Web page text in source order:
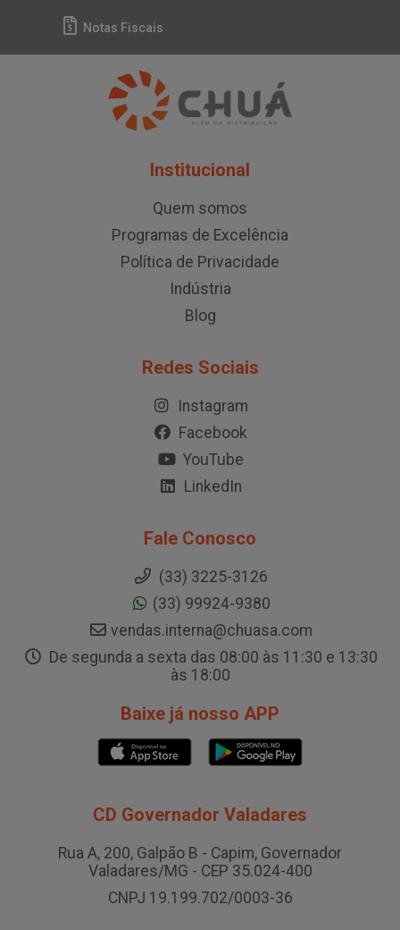
Notas Fiscais
Institucional
Quem somos
Programas de Excelência
Política de Privacidade
Indústria
Blog
Redes Sociais
Instagram
Facebook
YouTube
LinkedIn
Fale Conosco
(33) 3225-3126
(33) 99924-9380
vendas.interna@chuasa.com
De segunda a sexta das 08:00 às 11:30 e 13:30
às 18:00
Baixe já nosso APP
CD Governador Valadares
Rua A, 200, Galpão B - Capim, Governador
Valadares/MG - CEP 35.024-400
CNPJ 19.199.702/0003-36